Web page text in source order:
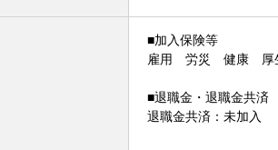
■加入保険等
雇用 労災 健康 厚
■退職金・退職金共済
退職金共済：未加入